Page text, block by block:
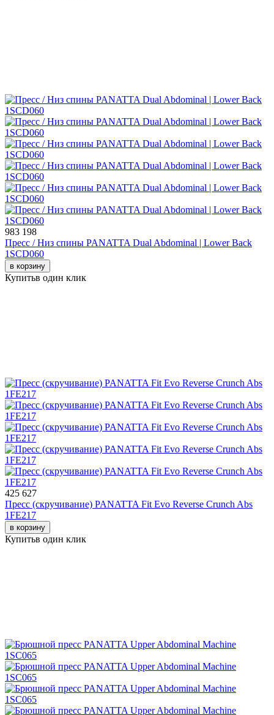
983 198
Пресс / Низ спины PANATTA Dual Abdominal | Lower Back
1SCD060
в корзину
Купитьв один клик
425 627
Пресс (скручивание) PANATTA Fit Evo Reverse Crunch Abs
1FE217
в корзину
Купитьв один клик